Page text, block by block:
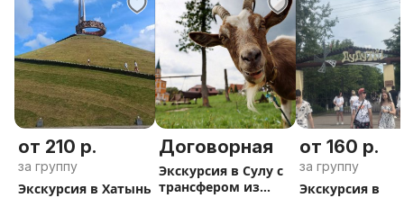
от 210 р.
за группу
Экскурсия в Хатынь
Договорная
Экскурсия в Сулу с
трансфером из
от 160 р.
за группу
Экскурсия в